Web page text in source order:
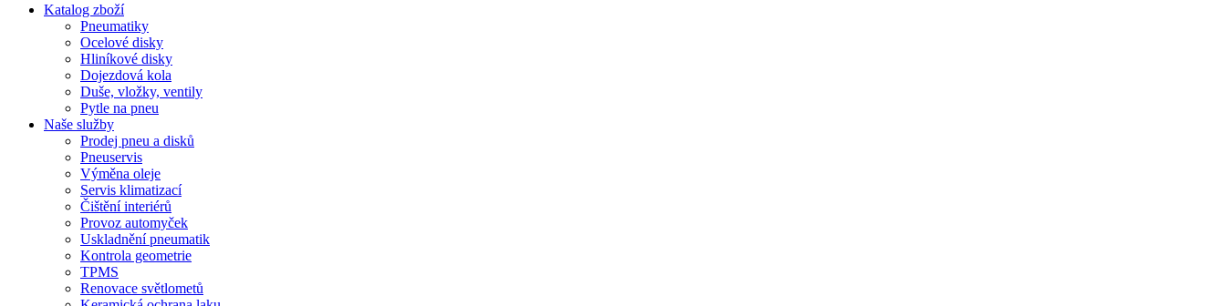
Katalog zboží
Pneumatiky
Ocelové disky
Hliníkové disky
Dojezdová kola
Duše, vložky, ventily
Pytle na pneu
Naše služby
Prodej pneu a disků
Pneuservis
Výměna oleje
Servis klimatizací
Čištění interiérů
Provoz automyček
Uskladnění pneumatik
Kontrola geometrie
TPMS
Renovace světlometů